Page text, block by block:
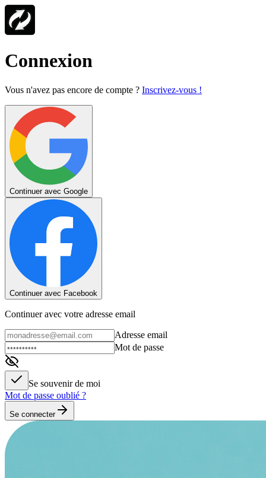
Connexion
Vous n'avez pas encore de compte ? Inscrivez-vous !
Continuer avec Google
Continuer avec Facebook
Continuer avec votre adresse email
Adresse email
Mot de passe
Se souvenir de moi
Mot de passe oublié ?
Se connecter